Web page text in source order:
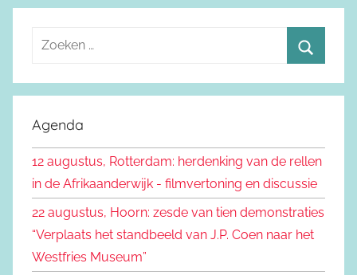
e
e
n
a
a
:
o
e
n
Agenda
12 augustus, Rotterdam: herdenking van de rellen
in de Afrikaanderwijk - filmvertoning en discussie
22 augustus, Hoorn: zesde van tien demonstraties
“Verplaats het standbeeld van J.P. Coen naar het
Westfries Museum”